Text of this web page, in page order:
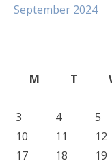
September 2024
M
T
3
4 5
10
11 12
17
18 19